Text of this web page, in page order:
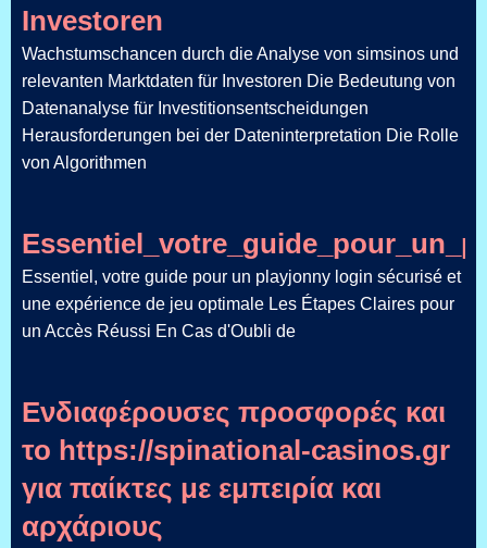
Investoren
Wachstumschancen durch die Analyse von simsinos und
relevanten Marktdaten für Investoren Die Bedeutung von
Datenanalyse für Investitionsentscheidungen
Herausforderungen bei der Dateninterpretation Die Rolle
von Algorithmen
Essentiel, votre guide pour un playjonny login sécurisé et
une expérience de jeu optimale Les Étapes Claires pour
un Accès Réussi En Cas d'Oubli de
Ενδιαφέρουσες προσφορές και
το https://spinational-casinos.gr
για παίκτες με εμπειρία και
αρχάριους